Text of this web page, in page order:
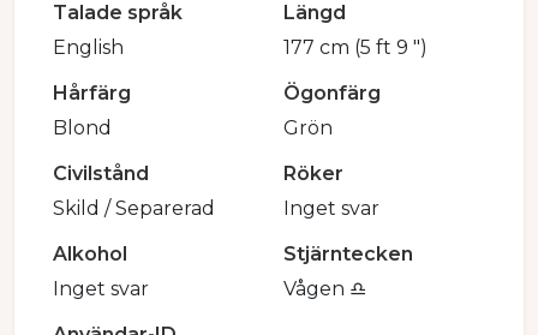
Talade språk
English
Längd
177 cm (5 ft 9 ")
Hårfärg
Blond
Ögonfärg
Grön
Civilstånd
Skild / Separerad
Röker
Inget svar
Alkohol
Inget svar
Stjärntecken
Vågen ♎️